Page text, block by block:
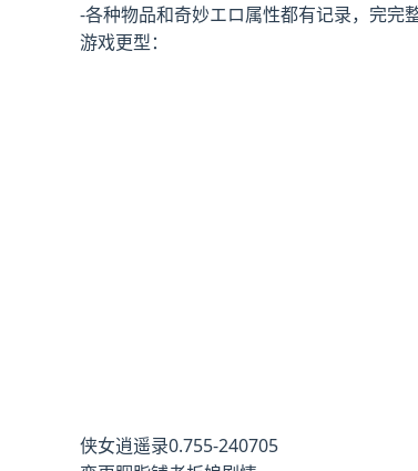
-各种物品和奇妙エロ属性都有记录，完完
游戏更型：
侠女逍遥录0.755-240705